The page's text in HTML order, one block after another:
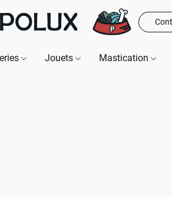
Jouets Mastication